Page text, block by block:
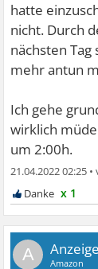
hatte
nicht. Durch
nächsten
mehr antun
Ich gehe
wirklich
um 2:00h.
21.04.2022 02:25 •
x 1
A